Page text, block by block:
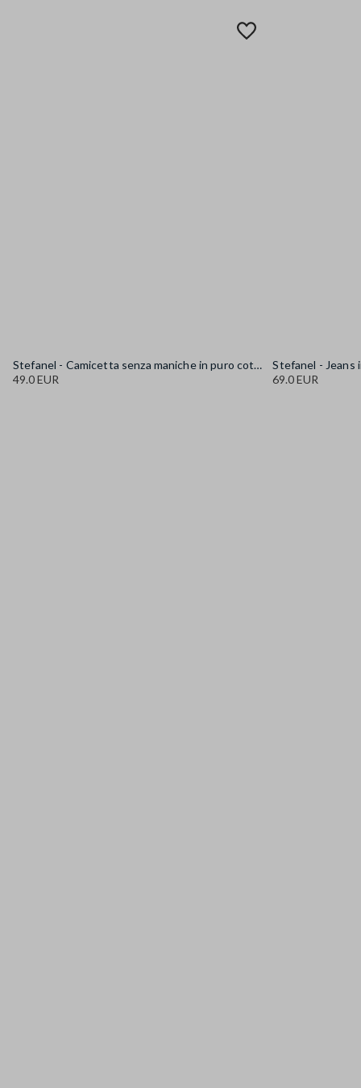
Stefanel - Camicetta senza maniche in puro cotone denim azzurra regular fit, Donna, Azzurro chiaro
49.0 EUR
69.0 EUR